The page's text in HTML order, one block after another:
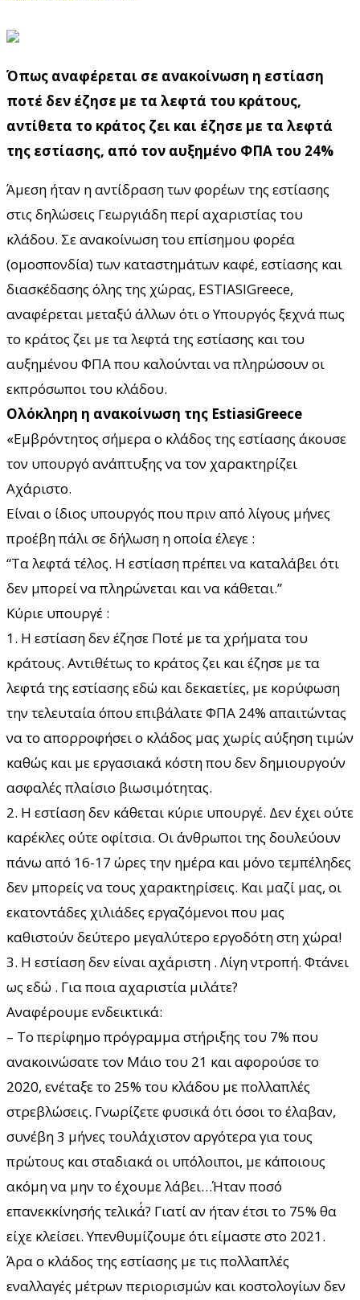
Όπως αναφέρεται σε ανακοίνωση η εστίαση
ποτέ δεν έζησε με τα λεφτά του κράτους,
αντίθετα το κράτος ζει και έζησε με τα λεφτά
της εστίασης, από τον αυξημένο ΦΠΑ του 24%
Άμεση ήταν η αντίδραση των φορέων της εστίασης
στις δηλώσεις Γεωργιάδη περί αχαριστίας του
κλάδου. Σε ανακοίνωση του επίσημου φορέα
(ομοσπονδία) των καταστημάτων καφέ, εστίασης και
διασκέδασης όλης της χώρας, ESTIASIGreece,
αναφέρεται μεταξύ άλλων ότι ο Υπουργός ξεχνά πως
το κράτος ζει με τα λεφτά της εστίασης και του
αυξημένου ΦΠΑ που καλούνται να πληρώσουν οι
εκπρόσωποι του κλάδου.
Ολόκληρη η ανακοίνωση της EstiasiGreece
«Εμβρόντητος σήμερα ο κλάδος της εστίασης άκουσε
τον υπουργό ανάπτυξης να τον χαρακτηρίζει
Αχάριστο.
Είναι ο ίδιος υπουργός που πριν από λίγους μήνες
προέβη πάλι σε δήλωση η οποία έλεγε :
“Τα λεφτά τέλος. Η εστίαση πρέπει να καταλάβει ότι
δεν μπορεί να πληρώνεται και να κάθεται.”
Κύριε υπουργέ :
1. Η εστίαση δεν έζησε Ποτέ με τα χρήματα του
κράτους. Αντιθέτως το κράτος ζει και έζησε με τα
λεφτά της εστίασης εδώ και δεκαετίες, με κορύφωση
την τελευταία όπου επιβάλατε ΦΠΑ 24% απαιτώντας
να το απορροφήσει ο κλάδος μας χωρίς αύξηση τιμών
καθώς και με εργασιακά κόστη που δεν δημιουργούν
ασφαλές πλαίσιο βιωσιμότητας.
2. Η εστίαση δεν κάθεται κύριε υπουργέ. Δεν έχει ούτε
καρέκλες ούτε οφίτσια. Οι άνθρωποι της δουλεύουν
πάνω από 16-17 ώρες την ημέρα και μόνο τεμπέληδες
δεν μπορείς να τους χαρακτηρίσεις. Και μαζί μας, οι
εκατοντάδες χιλιάδες εργαζόμενοι που μας
καθιστούν δεύτερο μεγαλύτερο εργοδότη στη χώρα!
3. Η εστίαση δεν είναι αχάριστη . Λίγη ντροπή. Φτάνει
ως εδώ . Για ποια αχαριστία μιλάτε?
Αναφέρουμε ενδεικτικά:
– Το περίφημο πρόγραμμα στήριξης του 7% που
ανακοινώσατε τον Μάιο του 21 και αφορούσε το
2020, ενέταξε το 25% του κλάδου με πολλαπλές
στρεβλώσεις. Γνωρίζετε φυσικά ότι όσοι το έλαβαν,
συνέβη 3 μήνες τουλάχιστον αργότερα για τους
πρώτους και σταδιακά οι υπόλοιποι, με κάποιους
ακόμη να μην το έχουμε λάβει…Ήταν ποσό
επανεκκίνησής τελικά΄? Γιατί αν ήταν έτσι το 75% θα
είχε κλείσει. Υπενθυμίζουμε ότι είμαστε στο 2021.
Άρα ο κλάδος της εστίασης με τις πολλαπλές
εναλλαγές μέτρων περιορισμών και κοστολογίων δεν